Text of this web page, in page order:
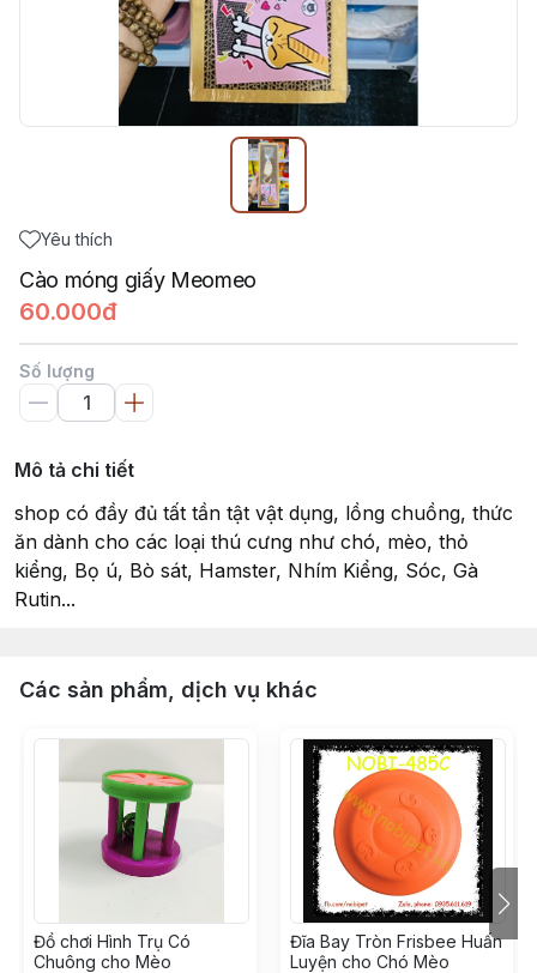
Yêu thích
Cào móng giấy Meomeo
60.000đ
Số lượng
Mô tả chi tiết
shop có đầy đủ tất tần tật vật dụng, lồng chuồng, thức
ăn dành cho các loại thú cưng như chó, mèo, thỏ
kiểng, Bọ ú, Bò sát, Hamster, Nhím Kiểng, Sóc, Gà
Rutin...
Các sản phẩm, dịch vụ khác
Đồ chơi Hình Trụ Có
Chuông cho Mèo
Đĩa Bay Tròn Frisbee Huấn
Luyện cho Chó Mèo